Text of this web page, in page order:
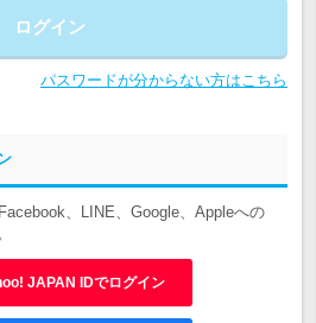
ログイン
パスワードが分からない方はこちら
、LINE、Google、Appleへの
JAPAN IDでログイン